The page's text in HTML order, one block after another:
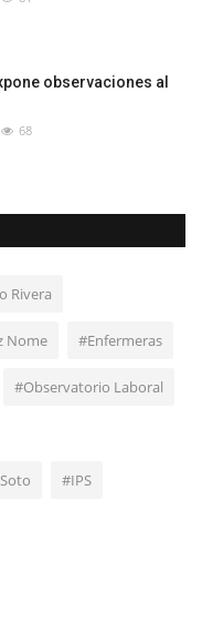
observaciones al
68
Rivera
Nome #Enfermeras
#Observatorio Laboral
#IPS